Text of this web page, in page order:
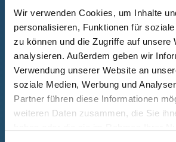
Wir verwenden Cookies, um Inhalte
personalisieren, Funktionen für
zu können und die Zugriffe auf unsere
analysieren. Außerdem geben wir
Verwendung unserer Website an
soziale Medien, Werbung und
Partner führen diese Informationen
weiteren Daten zusammen, die Sie
GPN 212
Koncové
vedení